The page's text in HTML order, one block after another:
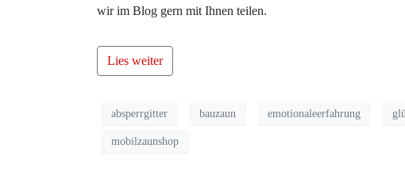
wir im Blog gern mit Ihnen teilen.
Lies weiter
absperrgitter bauzaun emotionaleerfahrung
mobilzaunshop